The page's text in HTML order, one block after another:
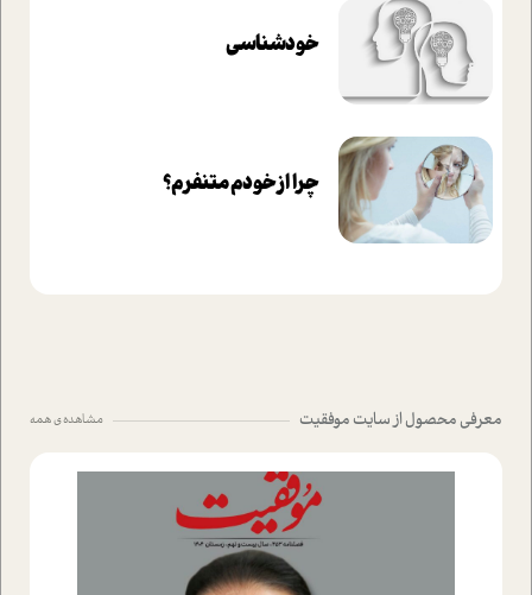
خودشناسی
چرا از خودم متنفرم؟
معرفی محصول از سایت موفقیت مشاهده ی همه